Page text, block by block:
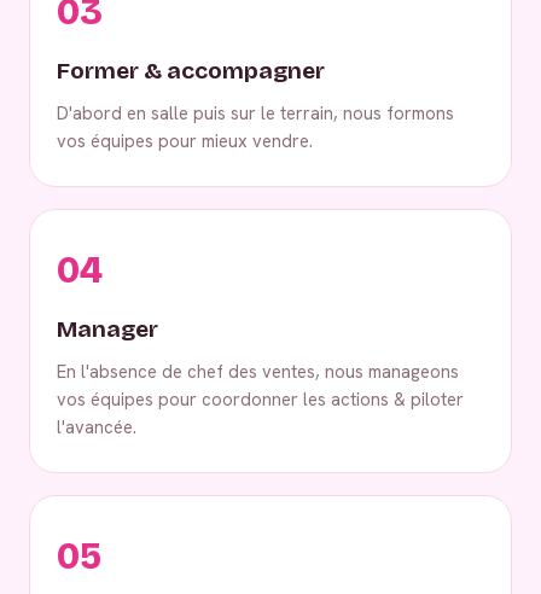
03
Former & accompagner
D'abord en salle puis sur le terrain, nous formons
vos équipes pour mieux vendre.
04
Manager
En l'absence de chef des ventes, nous manageons
vos équipes pour coordonner les actions & piloter
l'avancée.
05